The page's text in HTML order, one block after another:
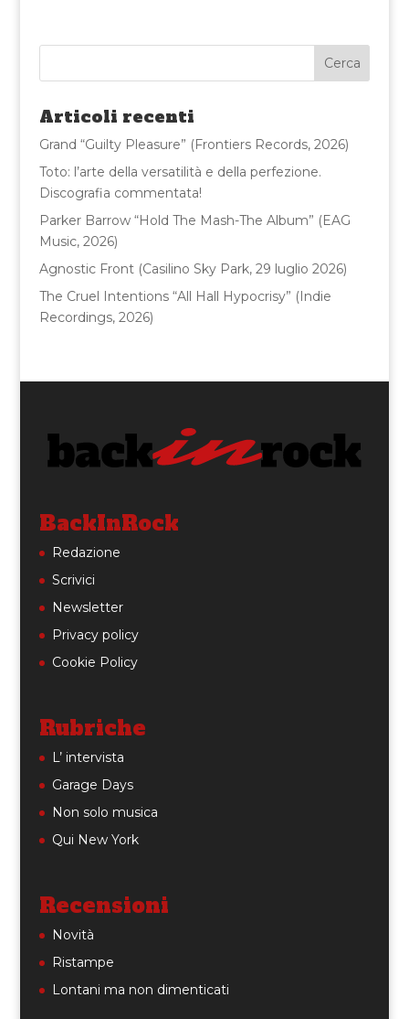
e
b
o
o
k
te
r
l
di
vi
di
Articoli recenti
Grand “Guilty Pleasure” (Frontiers Records, 2026)
Toto: l’arte della versatilità e della perfezione.
Discografia commentata!
Parker Barrow “Hold The Mash-The Album” (EAG
Music, 2026)
Agnostic Front (Casilino Sky Park, 29 luglio 2026)
The Cruel Intentions “All Hall Hypocrisy” (Indie
Recordings, 2026)
BackInRock
Redazione
Scrivici
Newsletter
Privacy policy
Cookie Policy
Rubriche
L’ intervista
Garage Days
Non solo musica
Qui New York
Recensioni
Novità
Ristampe
Lontani ma non dimenticati